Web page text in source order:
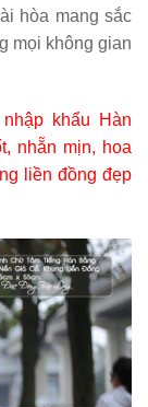
hòa mang sắc
mọi không gian
khẩu Hàn
nhẵn mịn, hoa
liền đồng đẹp